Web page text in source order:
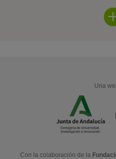
Una
Con la colaboración de la